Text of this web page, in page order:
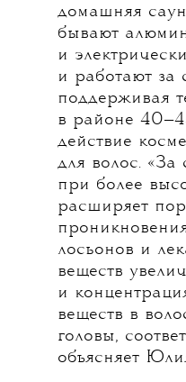
домашняя
бывают
и
и работают за
поддерживая
в районе
действие
для волос. «За
при более
расширяет
лосьонов и
веществ
и
веществ в
головы,
объясняет